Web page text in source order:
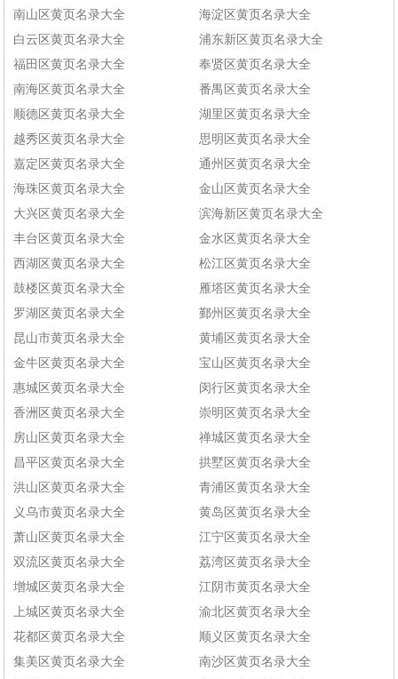
南山区黄页名录大全
海淀区黄页名录大全
白云区黄页名录大全
浦东新区黄页名录大全
福田区黄页名录大全
奉贤区黄页名录大全
南海区黄页名录大全
番禺区黄页名录大全
顺德区黄页名录大全
湖里区黄页名录大全
越秀区黄页名录大全
思明区黄页名录大全
嘉定区黄页名录大全
通州区黄页名录大全
海珠区黄页名录大全
金山区黄页名录大全
大兴区黄页名录大全
滨海新区黄页名录大全
丰台区黄页名录大全
金水区黄页名录大全
西湖区黄页名录大全
松江区黄页名录大全
鼓楼区黄页名录大全
雁塔区黄页名录大全
罗湖区黄页名录大全
鄞州区黄页名录大全
昆山市黄页名录大全
黄埔区黄页名录大全
金牛区黄页名录大全
宝山区黄页名录大全
惠城区黄页名录大全
闵行区黄页名录大全
香洲区黄页名录大全
崇明区黄页名录大全
房山区黄页名录大全
禅城区黄页名录大全
昌平区黄页名录大全
拱墅区黄页名录大全
洪山区黄页名录大全
青浦区黄页名录大全
义乌市黄页名录大全
黄岛区黄页名录大全
萧山区黄页名录大全
江宁区黄页名录大全
双流区黄页名录大全
荔湾区黄页名录大全
增城区黄页名录大全
江阴市黄页名录大全
上城区黄页名录大全
渝北区黄页名录大全
花都区黄页名录大全
顺义区黄页名录大全
集美区黄页名录大全
南沙区黄页名录大全